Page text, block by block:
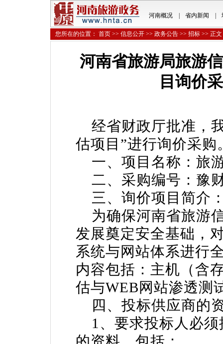
河南概况| 省内新闻
您所在的位置： 首页 >> 信息公开 >> 政务公告 >> 招标 >> 正文
河南省旅游局旅游
目询价
经省财政厅批准，
估项目”进行询价采购
一、项目名称：旅
二、采购编号：豫
三、询价项目简介
为确保河南省旅游
发展奠定安全基础，
系统与网站体系进行
内容包括：主机（含
估与WEB网站渗透测
四、投标供应商的
1、要求投标人必须